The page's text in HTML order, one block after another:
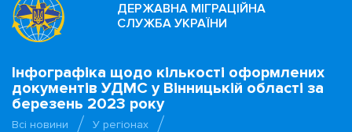
ДЕРЖАВНА МІГРАЦІЙНА
СЛУЖБА УКРАЇНИ
Інфографіка щодо кількості оформлених
документів УДМС у Вінницькій області за
березень 2023 року
Всі новини
У регіонах